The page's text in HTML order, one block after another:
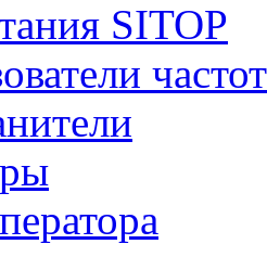
SITOP